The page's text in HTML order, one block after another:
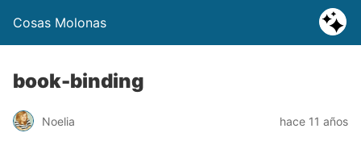
Cosas Molonas
book-binding
Noelia hace 11 años